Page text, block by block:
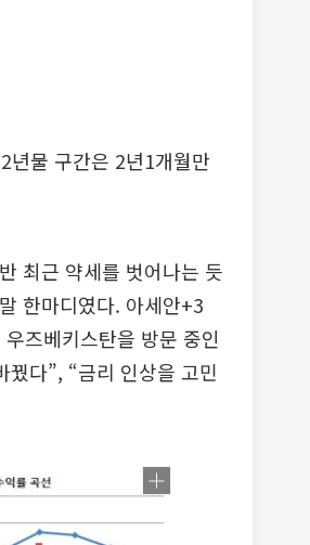
년물 구간은 2년1개월만
최근 약세를 벗어나는 듯
한마디였다. 아세안+3
즈베키스탄을 방문 중인
다”, “금리 인상을 고민